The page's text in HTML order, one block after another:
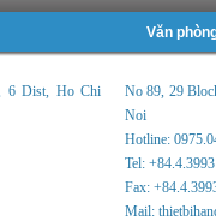
Văn
6 Dist, Ho Chi
No 89, 29
Noi
Hotline:
Tel:
Fax:
Mail: